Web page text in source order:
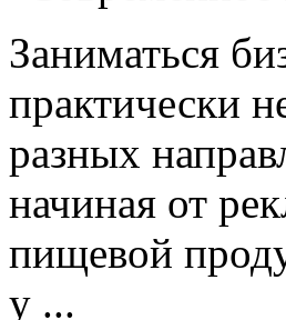
Заниматься
практически
разных
начиная от
пищевой
у ...